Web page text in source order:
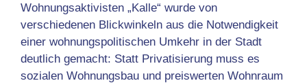
Wohnungsaktivisten „Kalle“ wurde von
verschiedenen Blickwinkeln aus die Notwendigkeit
einer wohnungspolitischen Umkehr in der Stadt
deutlich gemacht: Statt Privatisierung muss es
sozialen Wohnungsbau und preiswerten Wohnraum